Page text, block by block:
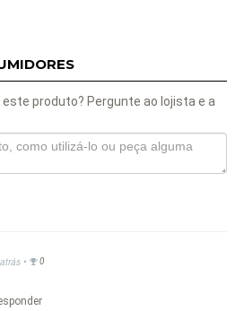
produto? Pergunte ao lojista e a
• 0